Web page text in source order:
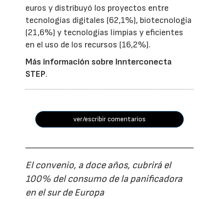
euros y distribuyó los proyectos entre
tecnologías digitales (62,1%), biotecnología
(21,6%) y tecnologías limpias y eficientes
en el uso de los recursos (16,2%).
Más información sobre Innterconecta
STEP.
ver/escribir comentarios
El convenio, a doce años, cubrirá el
100% del consumo de la panificadora
en el sur de Europa